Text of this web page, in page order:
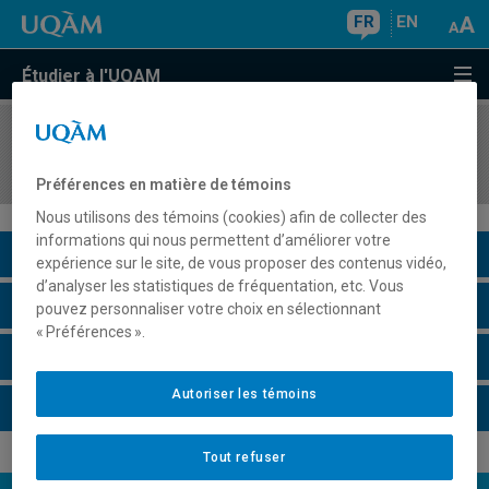
FR EN
Étudier à l'UQAM
COURS//
Description du cours
Horaire - Été 2026
Préférences en matière de témoins
Nous utilisons des témoins (cookies) afin de collecter des
informations qui nous permettent d’améliorer votre
expérience sur le site, de vous proposer des contenus vidéo,
d’analyser les statistiques de fréquentation, etc. Vous
pouvez personnaliser votre choix en sélectionnant
« Préférences ».
Tout refuser
Autoriser les témoins